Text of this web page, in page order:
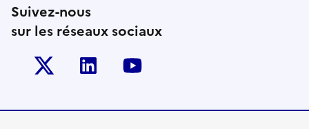
Suivez-nous
sur les réseaux sociaux
Twitter-x Linkedin